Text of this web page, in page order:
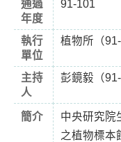
通過
年度
91-101
執行
單位
植物所（
主持
人
彭鏡毅（91-
簡介
中央研究院
之植物標本